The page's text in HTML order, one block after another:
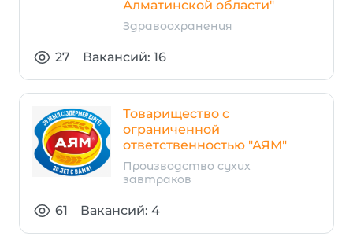
Алматинской области"
Здравоохранения
27 Вакансий: 16
Товарищество с
ограниченной
ответственностью "АЯМ"
Производство сухих
завтраков
61 Вакансий: 4